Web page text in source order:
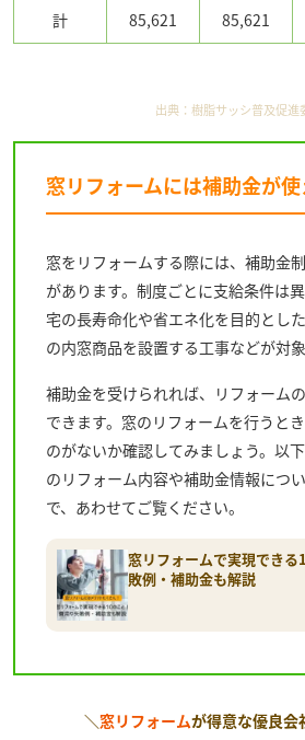
計 85,621 85,621
出典： 樹脂サッシ普及促進
窓リフォームには補助金が
窓をリフォームする際には、補助金
があります。制度ごとに支給条件は
宅の長寿命化や省エネ化を目的とし
の内窓商品を設置する工事などが対象
補助金を受けられれば、リフォーム
できます。窓のリフォームを行うと
のがないか確認してみましょう。以
のリフォーム内容や補助金情報につ
で、あわせてご覧ください。
窓リフォームで実現でき
敗例・補助金も解説
＼窓リフォームが得意な優良会